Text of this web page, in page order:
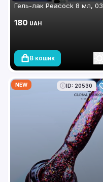
Гель-лак Peacock 8 мл, 03
180 UAH
В кошик
NEW ID: 20530